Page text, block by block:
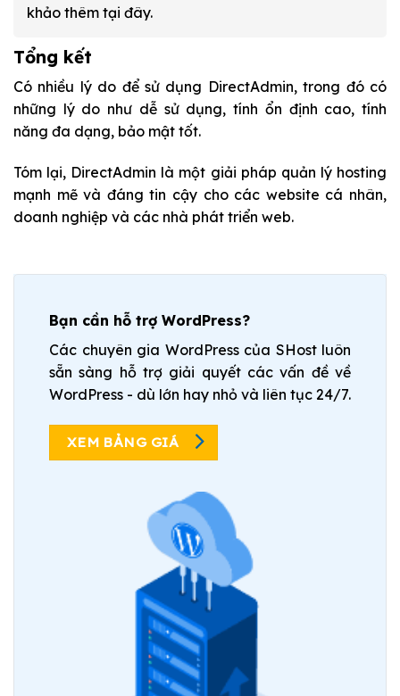
khảo thêm tại đây.
Tổng kết
Có nhiều lý do để sử dụng DirectAdmin, trong đó có
những lý do như dễ sử dụng, tính ổn định cao, tính
năng đa dạng, bảo mật tốt.
Tóm lại, DirectAdmin là một giải pháp quản lý hosting
mạnh mẽ và đáng tin cậy cho các website cá nhân,
doanh nghiệp và các nhà phát triển web.
Bạn cần hỗ trợ WordPress?
Các chuyên gia WordPress của SHost luôn
sẵn sàng hỗ trợ giải quyết các vấn đề về
WordPress - dù lớn hay nhỏ và liên tục 24/7.
XEM BẢNG GIÁ